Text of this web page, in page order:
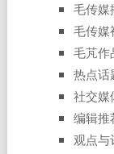
毛传媒
毛传媒
毛芃作
热点话
社交媒
编辑推
观点与